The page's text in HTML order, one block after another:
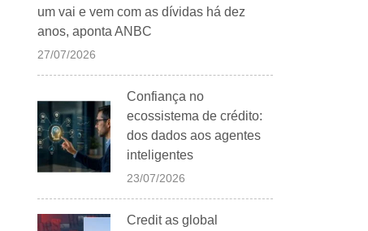
um vai e vem com as dívidas há dez
anos, aponta ANBC
27/07/2026
Confiança no
ecossistema de crédito:
dos dados aos agentes
inteligentes
23/07/2026
Credit as global